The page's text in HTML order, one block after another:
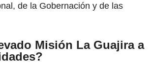
de la Gobernación y de las
Misión La Guajira a